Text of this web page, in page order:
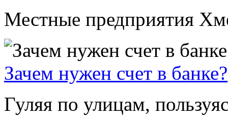
Местные предприятия
Зачем нужен счет в банке?
Гуляя по улицам,